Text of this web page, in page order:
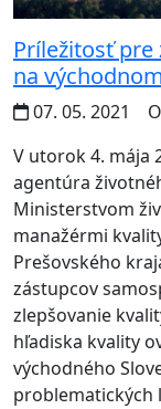
Príležitosť pre
na
07. 05. 2021
V utorok 4. mája
agentúra
Ministerstvom
manažérmi
Prešovského
zástupcov
zlepšovanie
hľadiska kvality
východného
problematických